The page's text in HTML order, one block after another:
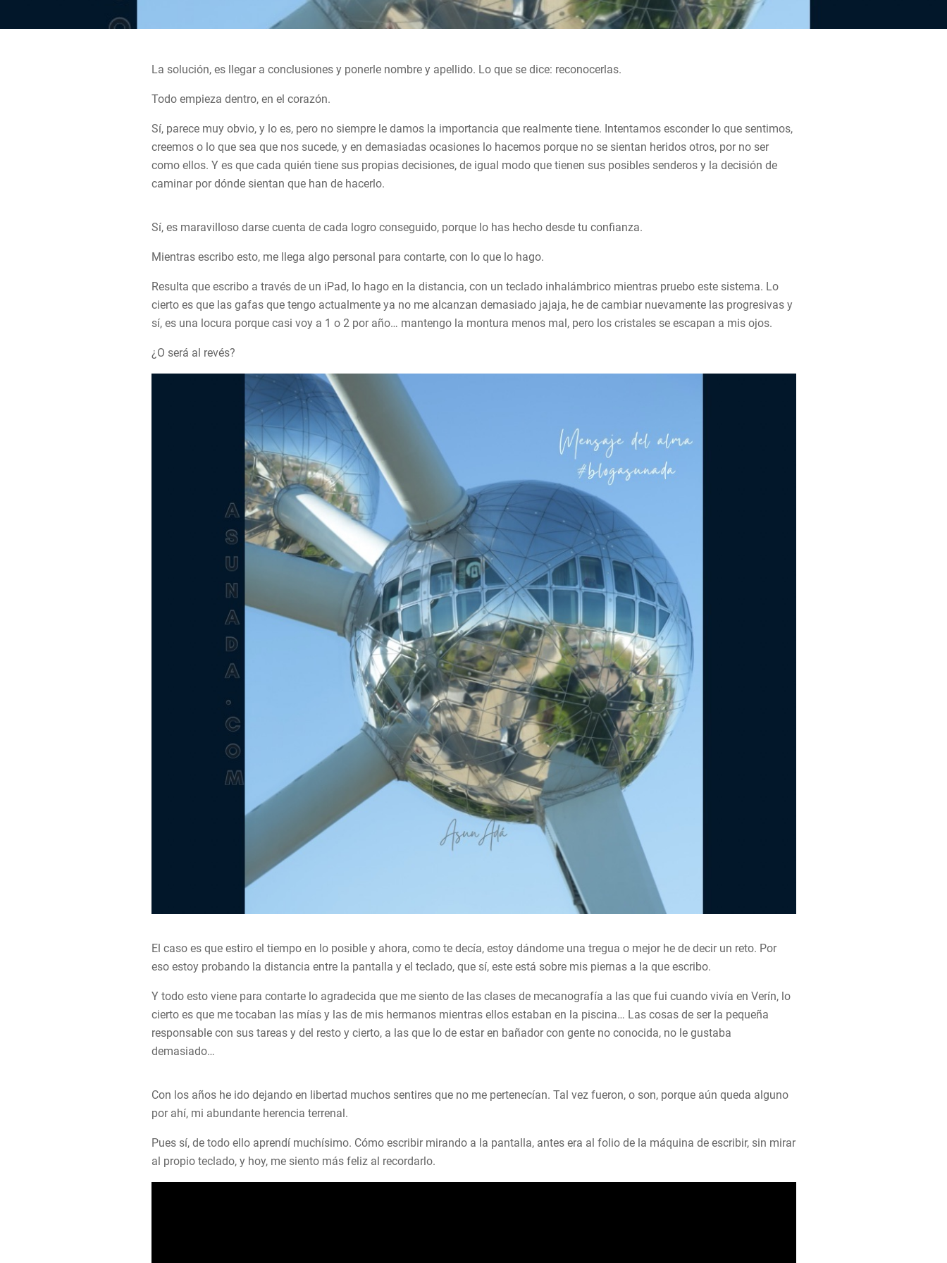
La solución, es llegar a conclusiones y ponerle nombre y apellido. Lo que se dice: reconocerlas.
Todo empieza dentro, en el corazón.
Sí, parece muy obvio, y lo es, pero no siempre le damos la importancia que realmente tiene. Intentamos esconder lo que sentimos,
creemos o lo que sea que nos sucede, y en demasiadas ocasiones lo hacemos porque no se sientan heridos otros, por no ser
como ellos. Y es que cada quién tiene sus propias decisiones, de igual modo que tienen sus posibles senderos y la decisión de
caminar por dónde sientan que han de hacerlo.
Sí, es maravilloso darse cuenta de cada logro conseguido, porque lo has hecho desde tu confianza.
Mientras escribo esto, me llega algo personal para contarte, con lo que lo hago.
Resulta que escribo a través de un iPad, lo hago en la distancia, con un teclado inhalámbrico mientras pruebo este sistema. Lo
cierto es que las gafas que tengo actualmente ya no me alcanzan demasiado jajaja, he de cambiar nuevamente las progresivas y
sí, es una locura porque casi voy a 1 o 2 por año… mantengo la montura menos mal, pero los cristales se escapan a mis ojos.
¿O será al revés?
El caso es que estiro el tiempo en lo posible y ahora, como te decía, estoy dándome una tregua o mejor he de decir un reto. Por
eso estoy probando la distancia entre la pantalla y el teclado, que sí, este está sobre mis piernas a la que escribo.
Y todo esto viene para contarte lo agradecida que me siento de las clases de mecanografía a las que fui cuando vivía en Verín, lo
cierto es que me tocaban las mías y las de mis hermanos mientras ellos estaban en la piscina… Las cosas de ser la pequeña
responsable con sus tareas y del resto y cierto, a las que lo de estar en bañador con gente no conocida, no le gustaba
demasiado…
Con los años he ido dejando en libertad muchos sentires que no me pertenecían. Tal vez fueron, o son, porque aún queda alguno
por ahí, mi abundante herencia terrenal.
Pues sí, de todo ello aprendí muchísimo. Cómo escribir mirando a la pantalla, antes era al folio de la máquina de escribir, sin mirar
al propio teclado, y hoy, me siento más feliz al recordarlo.